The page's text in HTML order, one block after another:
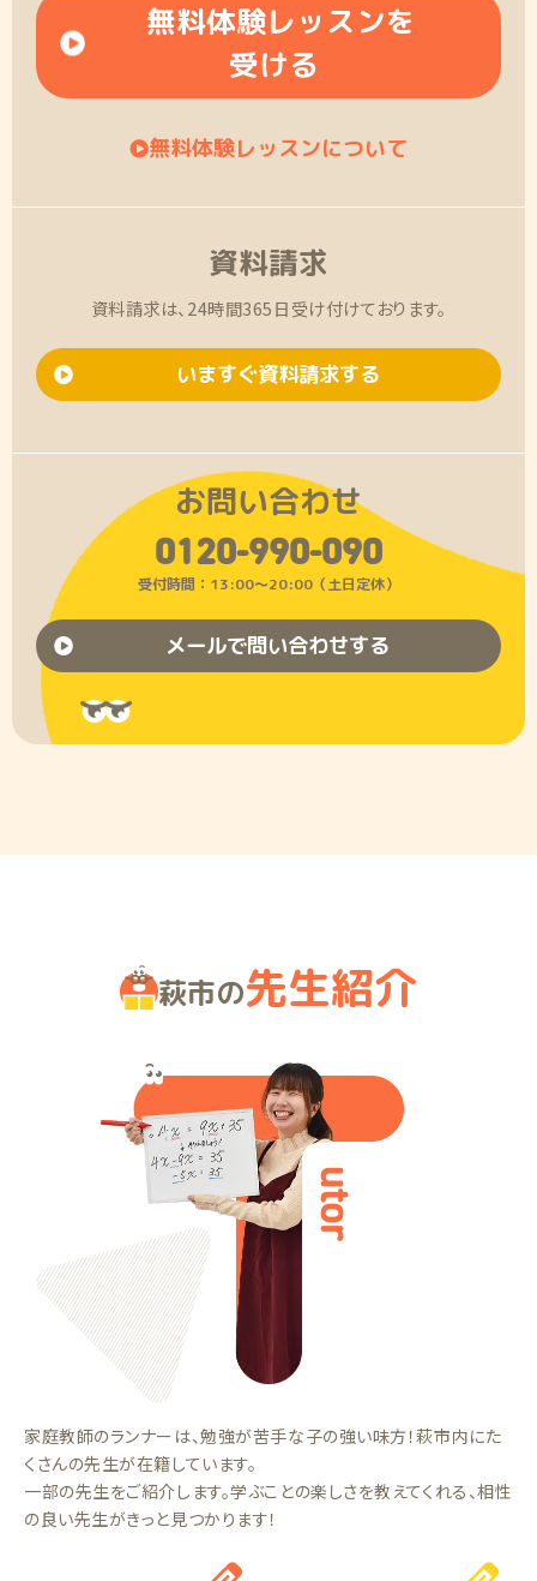
無料体験レッスンを
受ける
無料体験レッスンについて
資料請求
資料請求は、24時間365日受け付けております。
いますぐ資料請求する
お問い合わせ
0120-990-090
受付時間：13:00〜20:00（土日定休）
メールで問い合わせする
萩市の先生紹介
家庭教師のランナーは、勉強が苦手な子の強い味方！萩市内にた
くさんの先生が在籍しています。
一部の先生をご紹介します。学ぶことの楽しさを教えてくれる、相性
の良い先生がきっと見つかります！